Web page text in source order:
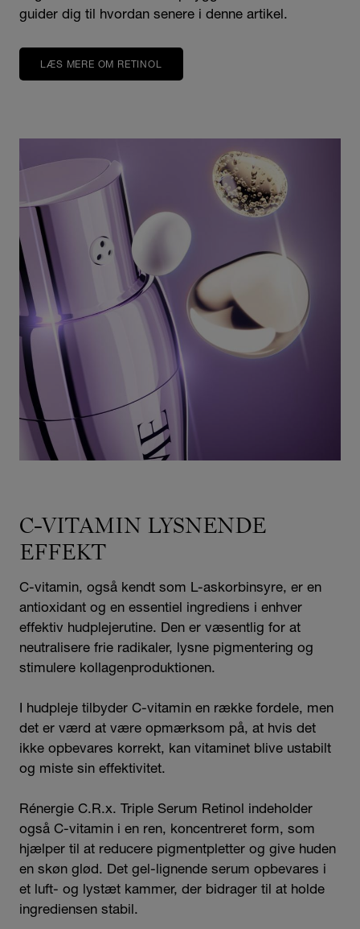
guider dig til hvordan senere i denne artikel.
LÆS MERE OM RETINOL
C-VITAMIN LYSNENDE
EFFEKT
C-vitamin, også kendt som L-askorbinsyre, er en
antioxidant og en essentiel ingrediens i enhver
effektiv hudplejerutine. Den er væsentlig for at
neutralisere frie radikaler, lysne pigmentering og
stimulere kollagenproduktionen.
I hudpleje tilbyder C-vitamin en række fordele, men
det er værd at være opmærksom på, at hvis det
ikke opbevares korrekt, kan vitaminet blive ustabilt
og miste sin effektivitet.
Rénergie C.R.x. Triple Serum Retinol indeholder
også C-vitamin i en ren, koncentreret form, som
hjælper til at reducere pigmentpletter og give huden
en skøn glød. Det gel-lignende serum opbevares i
et luft- og lystæt kammer, der bidrager til at holde
ingrediensen stabil.